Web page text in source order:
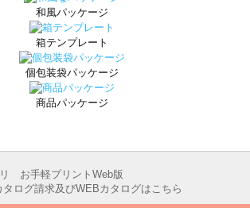
和風パッケージ
箱テンプレート
個包装袋パッケージ
商品パッケージ